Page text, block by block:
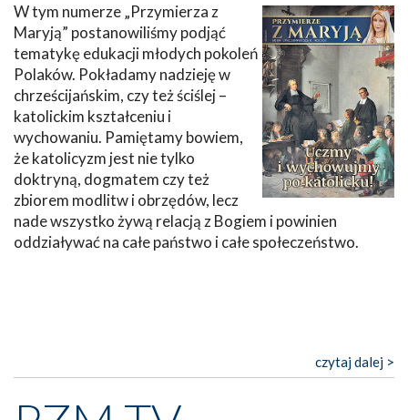
W tym numerze „Przymierza z
Maryją” postanowiliśmy podjąć
tematykę edukacji młodych pokoleń
Polaków. Pokładamy nadzieję w
chrześcijańskim, czy też ściślej –
katolickim kształceniu i
wychowaniu. Pamiętamy bowiem,
że katolicyzm jest nie tylko
doktryną, dogmatem czy też
zbiorem modlitw i obrzędów, lecz
nade wszystko żywą relacją z Bogiem i powinien
oddziaływać na całe państwo i całe społeczeństwo.
czytaj dalej >